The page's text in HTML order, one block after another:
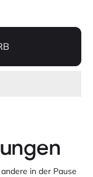
in der Pause